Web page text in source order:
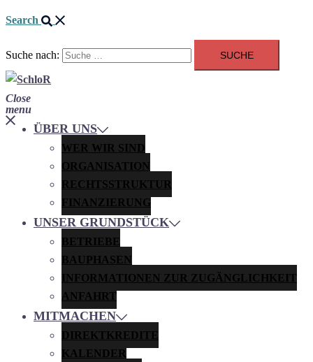
Search
Suche nach:
Close
menu
ÜBER UNS
WER WIR SIND
ORGANISATION
RECHTSSTRUKTUR
FINANZIERUNG
UNSER GRUNDSTÜCK
BETRIEBE
BAUPHASEN
INFORMATIONEN ZUR ZUGÄNGLICHKEIT
ANFAHRT
MITMACHEN
DIREKTKREDITE
KALENDER